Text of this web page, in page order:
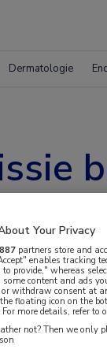
Dermatologie
op
de
Your Privacy
887 partners store and
enables tracking
to provide," whereas
some content and ads
or withdraw consent at
floating icon on the
more details, refer to
not? Then we only